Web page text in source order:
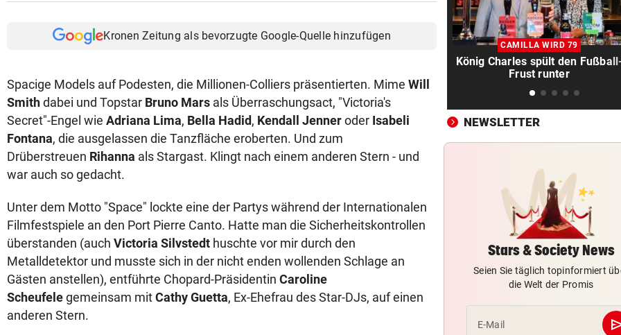
Kronen Zeitung als bevorzugte Google-Quelle hinzufügen
Spacige Models auf Podesten, die Millionen-Colliers präsentierten. Mime Will
Smithdabei und Topstar Bruno Mars als Überraschungsact, "Victoria's
Secret"-Engel wie Adriana Lima, Bella Hadid, Kendall Jenneroder Isabeli
Fontana, die ausgelassen die Tanzfläche eroberten. Und zum
Drüberstreuen Rihanna als Stargast. Klingt nach einem anderen Stern - und
war auch so gedacht.
Unter dem Motto "Space" lockte eine der Partys während der Internationalen
Filmfestspiele an den Port Pierre Canto. Hatte man die Sicherheitskontrollen
überstanden (auch Victoria Silvstedt huschte vor mir durch den
Metalldetektor und musste sich in der nicht enden wollenden Schlage an
Gästen anstellen), entführte Chopard-Präsidentin Caroline
Scheufelegemeinsam mitCathy Guetta, Ex-Ehefrau des Star-DJs, auf einen
anderen Stern.
DANK ENERGIE VON BANK vor
Rapid: „Plan“ ging auf –
Gegner wohl fix!
STRENGES KONZEPT
Neustifter Kirtag: So soll
sicher bleiben
BUNDESLIGA IM TICKER
SCR Altach gegen WSG Tirol
19.30 Uhr LIVE
Polizeianhaltezentrum: Leiter
IN MÖRBISCH vor
CAMILLA WIRD 79
König Charles spült den
Frust runter
NEWSLETTER
Stars & Society News
Seien Sie täglich topinformiert
die Welt der Promis
E-Mail